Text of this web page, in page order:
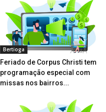
Bertioga
Feriado de Corpus Christi tem
programação especial com
missas nos bairros...